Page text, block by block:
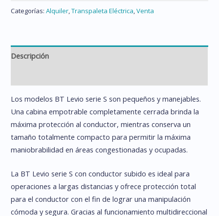
Categorías:Alquiler,Transpaleta Eléctrica,Venta
Descripción
Los modelos BT Levio serie S son pequeños y manejables.
Una cabina empotrable completamente cerrada brinda la
máxima protección al conductor, mientras conserva un
tamaño totalmente compacto para permitir la máxima
maniobrabilidad en áreas congestionadas y ocupadas.
La BT Levio serie S con conductor subido es ideal para
operaciones a largas distancias y ofrece protección total
para el conductor con el fin de lograr una manipulación
cómoda y segura. Gracias al funcionamiento multidireccional